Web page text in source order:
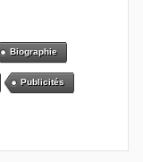
Biographie
Publicités